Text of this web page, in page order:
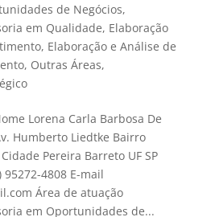
de Negócios,
em Qualidade, Elaboração
, Elaboração e Análise de
, Outras Áreas,
Lorena Carla Barbosa De
Humberto Liedtke Bairro
Pereira Barreto UF SP
4808 E-mail
Área de atuação
em Oportunidades de...